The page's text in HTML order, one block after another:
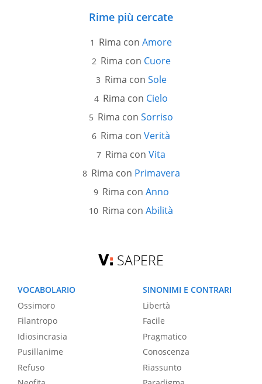
Rime più cercate
Rima con Amore
Rima con Cuore
Rima con Sole
Rima con Cielo
Rima con Sorriso
Rima con Verità
Rima con Vita
Rima con Primavera
Rima con Anno
Rima con Abilità
SAPERE
VOCABOLARIO
Ossimoro
Filantropo
Idiosincrasia
Pusillanime
Refuso
SINONIMI E CONTRARI
Libertà
Facile
Pragmatico
Conoscenza
Riassunto